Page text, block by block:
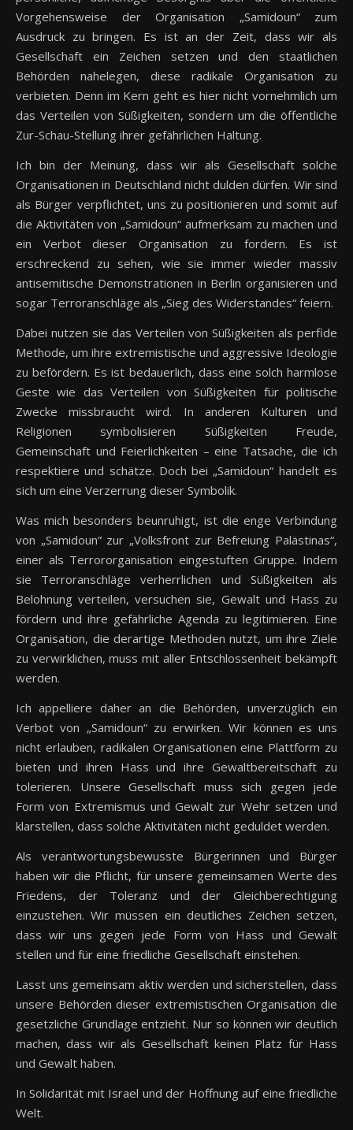
Vorgehensweise der Organisation „Samidoun“ zum
Ausdruck zu bringen. Es ist an der Zeit, dass wir als
Gesellschaft ein Zeichen setzen und den staatlichen
Behörden nahelegen, diese radikale Organisation zu
verbieten. Denn im Kern geht es hier nicht vornehmlich um
das Verteilen von Süßigkeiten, sondern um die öffentliche
Zur-Schau-Stellung ihrer gefährlichen Haltung.
Ich bin der Meinung, dass wir als Gesellschaft solche
Organisationen in Deutschland nicht dulden dürfen. Wir sind
als Bürger verpflichtet, uns zu positionieren und somit auf
die Aktivitäten von „Samidoun“ aufmerksam zu machen und
ein Verbot dieser Organisation zu fordern. Es ist
erschreckend zu sehen, wie sie immer wieder massiv
antisemitische Demonstrationen in Berlin organisieren und
sogar Terroranschläge als „Sieg des Widerstandes“ feiern.
Dabei nutzen sie das Verteilen von Süßigkeiten als perfide
Methode, um ihre extremistische und aggressive Ideologie
zu befördern. Es ist bedauerlich, dass eine solch harmlose
Geste wie das Verteilen von Süßigkeiten für politische
Zwecke missbraucht wird. In anderen Kulturen und
Religionen symbolisieren Süßigkeiten Freude,
Gemeinschaft und Feierlichkeiten – eine Tatsache, die ich
respektiere und schätze. Doch bei „Samidoun“ handelt es
sich um eine Verzerrung dieser Symbolik.
Was mich besonders beunruhigt, ist die enge Verbindung
von „Samidoun“ zur „Volksfront zur Befreiung Palästinas“,
einer als Terrororganisation eingestuften Gruppe. Indem
sie Terroranschläge verherrlichen und Süßigkeiten als
Belohnung verteilen, versuchen sie, Gewalt und Hass zu
fördern und ihre gefährliche Agenda zu legitimieren. Eine
Organisation, die derartige Methoden nutzt, um ihre Ziele
zu verwirklichen, muss mit aller Entschlossenheit bekämpft
werden.
Ich appelliere daher an die Behörden, unverzüglich ein
Verbot von „Samidoun“ zu erwirken. Wir können es uns
nicht erlauben, radikalen Organisationen eine Plattform zu
bieten und ihren Hass und ihre Gewaltbereitschaft zu
tolerieren. Unsere Gesellschaft muss sich gegen jede
Form von Extremismus und Gewalt zur Wehr setzen und
klarstellen, dass solche Aktivitäten nicht geduldet werden.
Als verantwortungsbewusste Bürgerinnen und Bürger
haben wir die Pflicht, für unsere gemeinsamen Werte des
Friedens, der Toleranz und der Gleichberechtigung
einzustehen. Wir müssen ein deutliches Zeichen setzen,
dass wir uns gegen jede Form von Hass und Gewalt
stellen und für eine friedliche Gesellschaft einstehen.
Lasst uns gemeinsam aktiv werden und sicherstellen, dass
unsere Behörden dieser extremistischen Organisation die
gesetzliche Grundlage entzieht. Nur so können wir deutlich
machen, dass wir als Gesellschaft keinen Platz für Hass
und Gewalt haben.
In Solidarität mit Israel und der Hoffnung auf eine friedliche
Welt.